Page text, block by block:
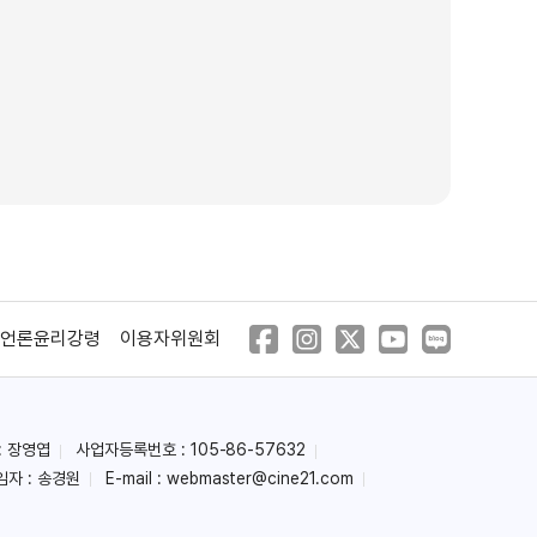
언론윤리강령 이용자위원회
장영엽
사업자등록번호 : 105-86-57632
자 : 송경원 E-mail : webmaster@cine21.com